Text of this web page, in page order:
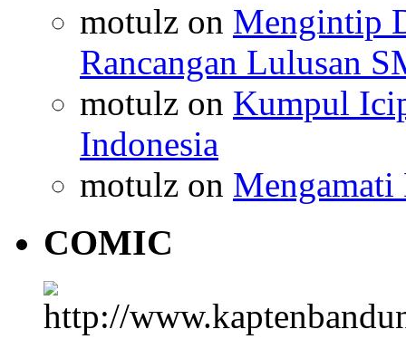
motulz on Mengintip
Rancangan Lulusan
motulz on Kumpul
Indonesia
motulz on Mengamati
COMIC